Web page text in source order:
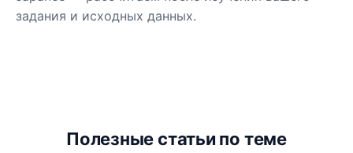
задания и исходных данных.
Полезные статьи по теме